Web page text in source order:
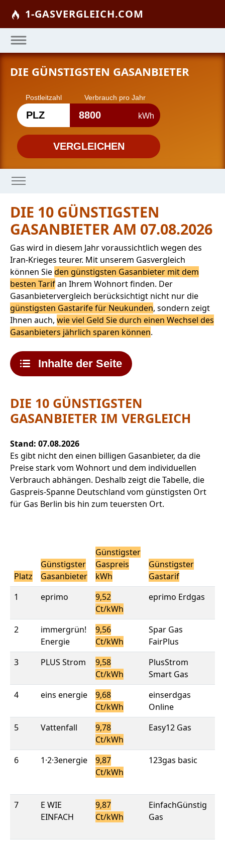
1-GASVERGLEICH.COM
DIE GÜNSTIGSTEN GASANBIETER
Postleitzahl Verbrauch pro Jahr
kWh
DIE 10 GÜNSTIGSTEN
GASANBIETER AM 07.08.2026
Gas wird in diesem Jahr voraussichtlich wegen des
Iran-Krieges teurer. Mit unserem Gasvergleich
können Sieden günstigsten Gasanbieter mit dem
besten Tarifan Ihrem Wohnort finden. Der
Gasanbietervergleich berücksichtigt nicht nur die
günstigsten Gastarife für Neukunden, sondern zeigt
Ihnen auch, wie viel Geld Sie durch einen Wechsel des
Gasanbieters jährlich sparen können.
Inhalte der Seite
DIE 10 GÜNSTIGSTEN
GASANBIETER IM VERGLEICH
Stand: 07.08.2026
Es gibt nicht den einen billigen Gasanbieter, da die
Preise stark vom Wohnort und dem individuellen
Verbrauch abhängen. Deshalb zeigt die Tabelle, die
Gaspreis-Spanne Deutschland vom günstigsten Ort
für Gas Berlin bis hin zum teuersten Ort.
Platz
Günstigster
Gasanbieter
Günstigster
Gaspreis
kWh
Günstigster
Gastarif
1
eprimo
9,52
Ct/kWh
eprimo Erdgas
2
immergrün!
Energie
9,56
Ct/kWh
Spar Gas
FairPlus
3
PLUS Strom
9,58
Ct/kWh
PlusStrom
Smart Gas
4
eins energie
9,68
Ct/kWh
einserdgas
Online
5
Vattenfall
9,78
Ct/kWh
Easy12 Gas
6
1·2·3energie
9,87
Ct/kWh
123gas basic
7
E WIE
EINFACH
9,87
Ct/kWh
EinfachGünstig
Gas